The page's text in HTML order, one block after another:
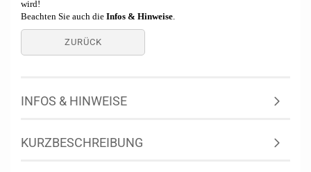
wird!
Beachten Sie auch die Infos & Hinweise.
ZURÜCK
INFOS & HINWEISE
KURZBESCHREIBUNG